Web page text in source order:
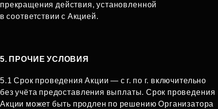
прекращения действия, установленной
в соответствии с Акцией.
5. ПРОЧИЕ УСЛОВИЯ
5.1 Срок проведения Акции — с г. по г. включительно
без учёта предоставления выплаты. Срок проведения
Акции может быть продлен по решению Организатора